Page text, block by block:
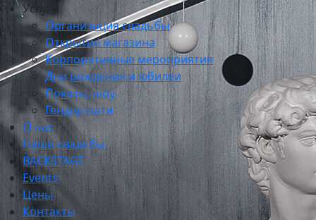
Услуги
Организация свадьбы
Открытие магазина
Корпоративные мероприятия
Дни рождения и юбилеи
Показы, шоу
Гендер-пати
О нас
Наши свадьбы
BACKSTAGE
Events
Цены
Контакты